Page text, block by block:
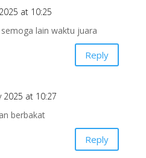
at 10:25
lain waktu juara
Reply
2025 at 10:27
berbakat
Reply